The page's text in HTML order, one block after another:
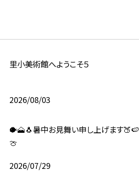
里小美術館へようこそ５
2026/08/03
🐡🗻🐧暑中お見舞い申し上げます🍑🍉
🍈
2026/07/29